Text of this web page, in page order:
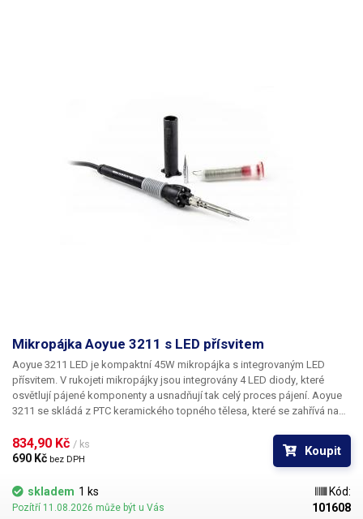
Mikropájka Aoyue 3211 s LED přísvitem
Aoyue 3211 LED je kompaktní 45W mikropájka s integrovaným LED
přísvitem. V rukojeti mikropájky jsou integrovány 4 LED diody, které
osvětlují pájené komponenty a usnadňují tak celý proces pájení. Aoyue
3211 se skládá z PTC keramického topného tělesa, které se zahřívá na
topné těleso oddělené od hrotu, takže je možné hrot nahradit jiným.
Aoyue 3211 je kompatibilní s hroty řady 900-T. Pájecí pero má dobrou
Součástí kompaktního balení je náhradní pájecí hrot, bezpečnostní
ochranný kryt pro přenos pájky a kartuše s trubičkovým cínem o průměru
834,90 Kč / ks
690 Kč bez DPH
Koupit
skladem 1 ks
Pozítří 11.08.2026 může být u Vás
Kód:
101608